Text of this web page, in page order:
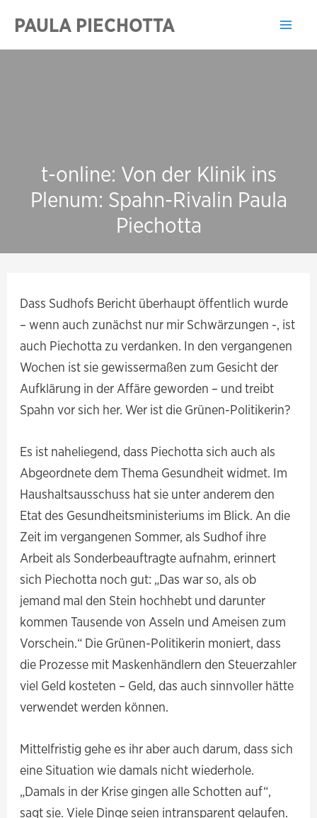
Inhalt
springen
PAULA PIECHOTTA
t-online: Von der Klinik ins
Plenum: Spahn-Rivalin Paula
Piechotta
Dass Sudhofs Bericht überhaupt öffentlich wurde
– wenn auch zunächst nur mir Schwärzungen -, ist
auch Piechotta zu verdanken. In den vergangenen
Wochen ist sie gewissermaßen zum Gesicht der
Aufklärung in der Affäre geworden – und treibt
Spahn vor sich her. Wer ist die Grünen-Politikerin?
Es ist naheliegend, dass Piechotta sich auch als
Abgeordnete dem Thema Gesundheit widmet. Im
Haushaltsausschuss hat sie unter anderem den
Etat des Gesundheitsministeriums im Blick. An die
Zeit im vergangenen Sommer, als Sudhof ihre
Arbeit als Sonderbeauftragte aufnahm, erinnert
sich Piechotta noch gut: „Das war so, als ob
jemand mal den Stein hochhebt und darunter
kommen Tausende von Asseln und Ameisen zum
Vorschein.“ Die Grünen-Politikerin moniert, dass
die Prozesse mit Maskenhändlern den Steuerzahler
viel Geld kosteten – Geld, das auch sinnvoller hätte
verwendet werden können.
Mittelfristig gehe es ihr aber auch darum, dass sich
eine Situation wie damals nicht wiederhole.
„Damals in der Krise gingen alle Schotten auf“,
sagt sie. Viele Dinge seien intransparent gelaufen.